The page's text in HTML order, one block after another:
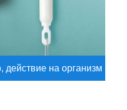
действие на организм